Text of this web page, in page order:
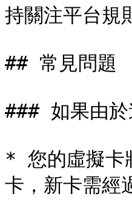
持關注平台規
## 常見問題
### 如果由於
* 您的虛擬卡
卡，新卡需經